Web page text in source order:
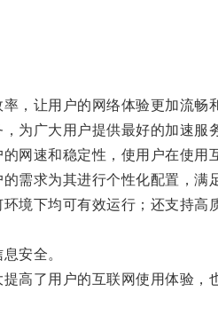
让用户的网络体验更加流畅
广大用户提供最好的加速服
速和稳定性，使用户在使用
求为其进行个性化配置，满
下均可有效运行；还支持高
安全。
了用户的互联网使用体验，